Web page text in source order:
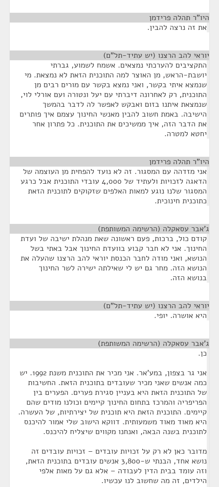
היו"ר תהלה פרידמן
את זה נרצה להבין.
יוראי להב הרצנו (יש עתיד-תל"ם)
התקציבים להערכתי נמצאים. אשמח לשמוע, גברתי
יושבת-הראש, מן האוצר למה התוכנית הזאת לא נמצאת. מי
שנמצא איתי בקשר, ואני נמצא בקשר עם מורים רבים מן
התוכנית, רק לאחרונה דיברתי עם יעל ונטורה ועם אורלי לוי,
שנמצאת איתנו בזום ואבקש לאפשר לה לדבר בהמשך
הישיבה. באמת חשוב להבין מאנשי החינוך עצמם איך פותרים
את הדבר הזה, איך ממשיכים את התוכנית. כל פתרון אחר
יחטא למטרה.
היו"ר תהלה פרידמן
אני מזדהה עם המסגור. זה לא נועד להפחית מן העוצמה של
הדאגה לזכויות ולעתיד של 4,000 עובדי התוכנית אבל כרגע
המסגור שלנו נוגע למאות האלפים שזקוקים לתוכנית הזאת
כתוכנית חינוכית.
ג'אבר עסאקלה (הרשימה המשותפת)
קודם כול, ברכות, פעם ראשונה שאת מנהלת ישיבה של ועדת
החינוך. אני לא חבר קבוע בוועדת החינוך אבל באתי בשל
הנושא, ואני מודה לחבר הכנסת יוראי להב הרצנו שהעלה את
הנושא הזה. מחר גם יש לי שאילתה ישירה לשר החינוך
בנושא הזה.
יוראי להב הרצנו (יש עתיד-תל"ם)
היא אושרה. יופי.
ג'אבר עסאקלה (הרשימה המשותפת)
כן.
אני גר בצפון, במע'אר. אני מכיר את התוכנית משנת 1992. יש
כמה אנשים שאני מכיר שעובדים בתוכנית הזאת. החשיבות
של התוכנית הזאת היא בעניין סגירת פערים. הפערים בין
הפריפריה והמרכז בתחום החינוך קיימים וכולנו מודים שהם
קיימים. התוכנית הזאת היא תוכנית של יצירתיות, של העשרה.
היא מאוד מאוד משמעותית. דווקא הישוב שלי אמור להיכנס
לתוכנית בשנה הבאה, ואנחנו מקווים שיצליח להיכנס.
מדובר כאן לא רק על זכויות עובדים – זכויות עובדים זה
נושא אחד, הבנתי ש-3,800 אנשים עובדים בתוכנית הזאת,
וזה עומד בבית הדין לעבודה – אלא גם על מאות אלפי
הילדים, זה מה שחשוב לנו עכשיו.